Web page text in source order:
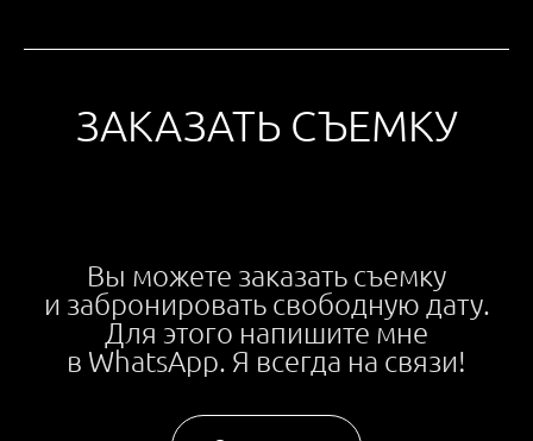
ЗАКАЗАТЬ СЪЕМКУ
Вы можете заказать съемку
и забронировать свободную дату.
Для этого напишите мне
в WhatsApp. Я всегда на связи!